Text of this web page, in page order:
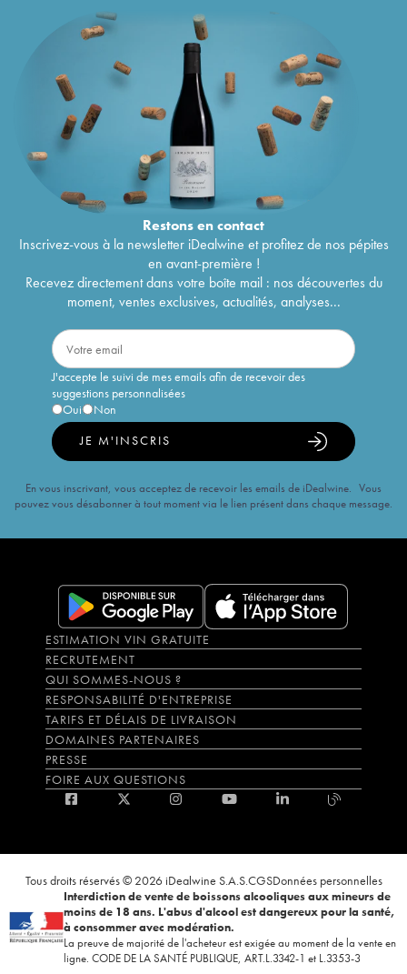
Restons encontact
Inscrivez-vous à la newsletter iDealwine et profitez de nos pépites
en avant-première !
Recevez directement dans votre boîte mail : nos découvertes du
moment, ventes exclusives, actualités, analyses...
J'accepte le suivi de mes emails afin de recevoir des
suggestions personnalisées
Oui
Non
JE M'INSCRIS
En vous inscrivant, vous acceptez de recevoir les emails de iDealwine. Vous
pouvez vous désabonner à tout moment via le lien présent dans chaque message.
ESTIMATION VIN GRATUITE
RECRUTEMENT
QUI SOMMES-NOUS ?
RESPONSABILITÉ D'ENTREPRISE
TARIFS ET DÉLAIS DE LIVRAISON
DOMAINES PARTENAIRES
PRESSE
FOIRE AUX QUESTIONS
Tous droits réservés © 2026 iDealwine S.A.S.CGSDonnées personnelles
Interdiction de vente de boissons alcooliques aux mineurs de
moins de 18 ans. L'abus d'alcool est dangereux pour la santé,
à consommer avec modération.
La preuve de majorité de l'acheteur est exigée au moment de la vente en
ligne. CODE DE LA SANTÉ PUBLIQUE, ART.L.3342-1 et L.3353-3